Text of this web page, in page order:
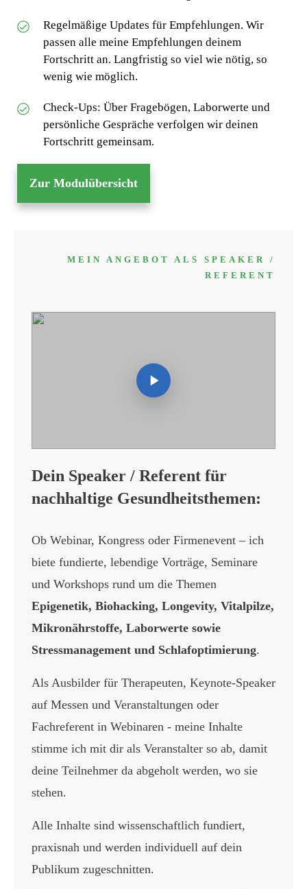
Regelmäßige Updates für Empfehlungen. Wir
passen alle meine Empfehlungen deinem
Fortschritt an. Langfristig so viel wie nötig, so
wenig wie möglich.
Check-Ups: Über Fragebögen, Laborwerte und
persönliche Gespräche verfolgen wir deinen
Fortschritt gemeinsam.
Zur Modulübersicht
MEIN ANGEBOT ALS SPEAKER /
REFERENT
Dein Speaker / Referent für
nachhaltige Gesundheitsthemen:
Ob Webinar, Kongress oder Firmenevent – ich
biete fundierte, lebendige Vorträge, Seminare
und Workshops rund um die Themen
Epigenetik, Biohacking, Longevity, Vitalpilze,
Mikronährstoffe, Laborwerte sowie
Stressmanagement und Schlafoptimierung.
Als Ausbilder für Therapeuten, Keynote-Speaker
auf Messen und Veranstaltungen oder
Fachreferent in Webinaren - meine Inhalte
stimme ich mit dir als Veranstalter so ab, damit
deine Teilnehmer da abgeholt werden, wo sie
stehen.
Alle Inhalte sind wissenschaftlich fundiert,
praxisnah und werden individuell auf dein
Publikum zugeschnitten.